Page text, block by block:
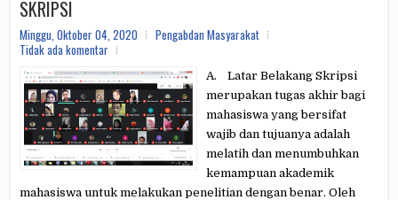
SKRIPSI
Minggu, Oktober 04, 2020
Pengabdan Masyarakat
Tidak ada komentar
A. Latar Belakang Skripsi
merupakan tugas akhir bagi
mahasiswa yang bersifat
wajib dan tujuanya adalah
melatih dan menumbuhkan
kemampuan akademik
mahasiswa untuk melakukan penelitian dengan benar. Oleh